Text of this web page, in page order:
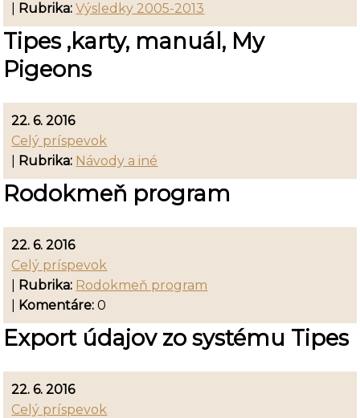
Rubrika: Výsledky 2005-2013
Tipes ,karty, manuál, My
Pigeons
22. 6. 2016
Celý príspevok
Rubrika: Návody a iné
Rodokmeň program
22. 6. 2016
Celý príspevok
Rubrika: Rodokmeň program
Komentáre: 0
Export údajov zo systému Tipes
22. 6. 2016
Celý príspevok